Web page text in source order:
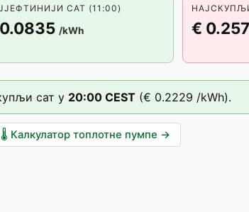
САТ (11:00)
/kWh €
сат у 20:00 CEST (€ 0.2229 /kWh).
🌡️ Калкулатор топлотне пумпе →